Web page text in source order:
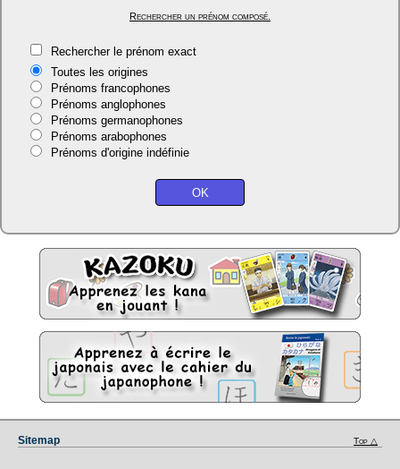
Rechercher un prénom composé.
Rechercher le prénom exact
Toutes les origines
Prénoms francophones
Prénoms anglophones
Prénoms germanophones
Prénoms arabophones
Prénoms d'origine indéfinie
Sitemap Top △